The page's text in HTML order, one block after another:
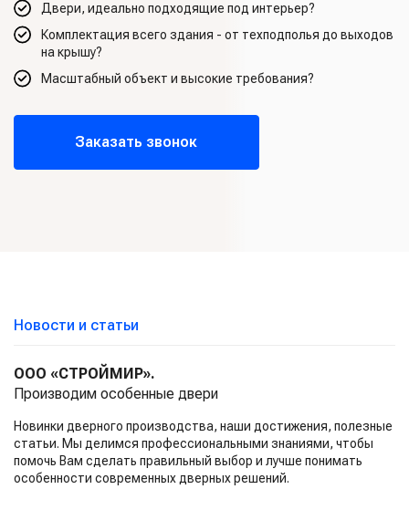
Двери, идеально подходящие под интерьер?
Комплектация всего здания - от техподполья до выходов
на крышу?
Масштабный объект и высокие требования?
Заказать звонок
Новости и статьи
ООО «СТРОЙМИР».
Производим особенные двери
Новинки дверного производства, наши достижения, полезные
статьи. Мы делимся профессиональными знаниями, чтобы
помочь Вам сделать правильный выбор и лучше понимать
особенности современных дверных решений.